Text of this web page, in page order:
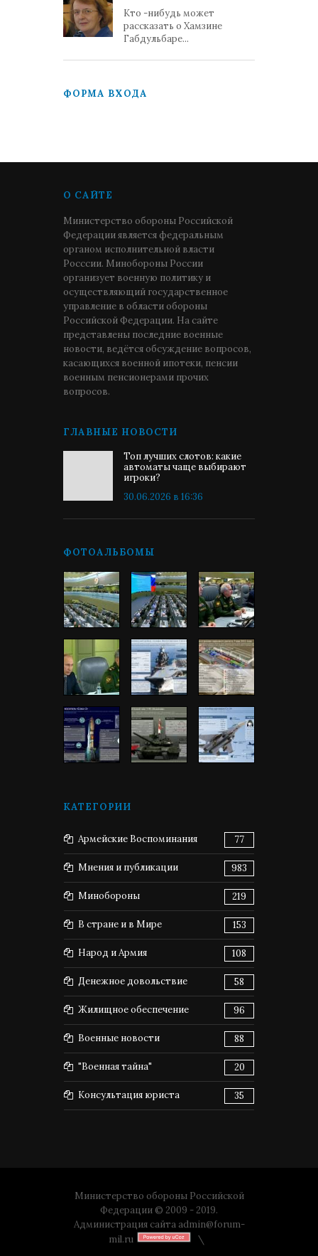
Кто -нибудь может
рассказать о Хамзине
Габдульбаре...
ФОРМА ВХОДА
О САЙТЕ
Министерство обороны Российской
Федерации является федеральным
органом исполнительной власти
Росссии. Минобороны России
организует военную политику и
осуществляющий государственное
управление в области обороны
Российской Федерации. На сайте
представлены последние военные
новости, ведётся обсуждение вопросов,
касающихся военной ипотеки, пенсии
военным пенсионерами прочих
вопросов.
ГЛАВНЫЕ НОВОСТИ
Топ лучших слотов: какие
автоматы чаще выбирают
игроки?
30.06.2026 в 16:36
ФОТОАЛЬБОМЫ
КАТЕГОРИИ
Армейские Воспоминания 77
Мнения и публикации 983
Минобороны 219
В стране и в Мире 153
Народ и Армия 108
Денежное довольствие 58
Жилищное обеспечение 96
Военные новости 88
"Военная тайна" 20
Консультация юриста 35
Министерство обороны Российской
Федерации © 2009 - 2019.
Администрация сайта admin@forum-
mil.ru